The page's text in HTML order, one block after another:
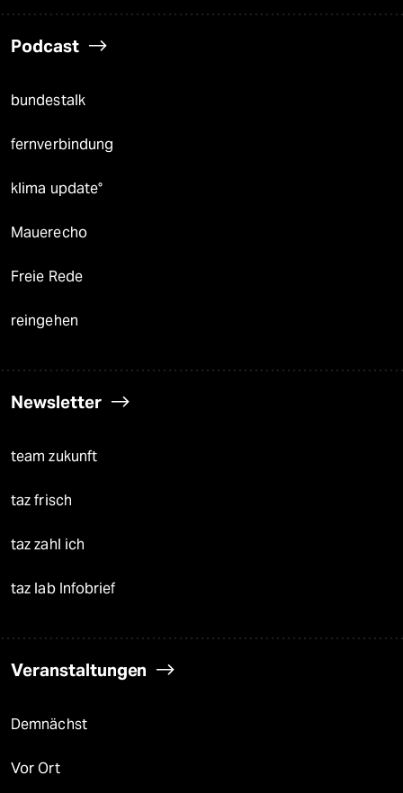
Podcast
bundestalk
fernverbindung
klima update°
Mauerecho
Freie Rede
reingehen
Newsletter
team zukunft
taz frisch
taz zahl ich
taz lab Infobrief
Veranstaltungen
Demnächst
Vor Ort